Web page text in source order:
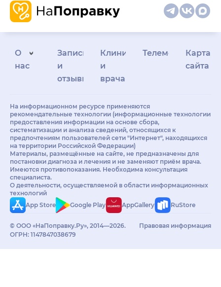
О
нас
Запись
и
отзывы
Клиникам
и
врачам
Телемедицина
Карта
сайта
На информационном ресурсе применяются
рекомендательные технологии (информационные технологии
предоставления информации на основе сбора,
систематизации и анализа сведений, относящихся к
предпочтениям пользователей сети "Интернет", находящихся
на территории Российской Федерации)
Материалы, размещённые на сайте, не предназначены для
постановки диагноза и лечения и не заменяют приём врача.
Имеются противопоказания. Необходима консультация
специалиста.
О деятельности, осуществляемой в области информационных
технологий
App Store
Google Play AppGallery RuStore
© ООО «НаПоправку.Ру», 2014—2026.
ОГРН: 1147847038679
Правовая информация